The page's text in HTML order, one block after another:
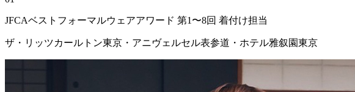
JFCAベストフォーマルウェアアワード 第1〜8回 着付け担当
ザ・リッツカールトン東京・アニヴェルセル表参道・ホテル雅叙園東京